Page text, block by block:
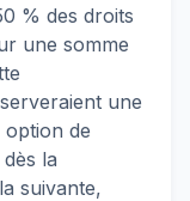
% des droits
une somme
une
de
la
suivante,